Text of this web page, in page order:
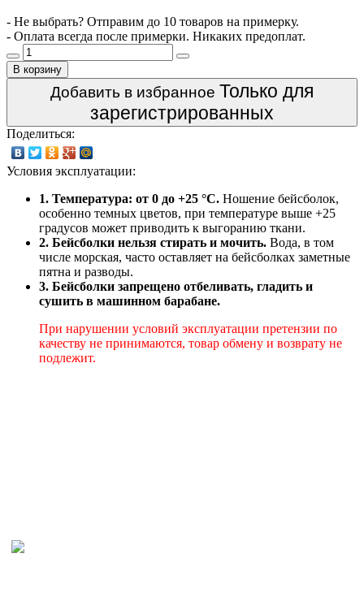
- Не выбрать? Отправим до 10 товаров на примерку.
- Оплата всегда после примерки. Никаких предоплат.
В корзину
Добавить в избранное Только для
зарегистрированных
Поделиться:
Условия эксплуатации:
1. Температура: от 0 до +25 °C. Ношение бейсболок,
особенно темных цветов, при температуре выше +25
градусов может приводить к выгоранию ткани.
2. Бейсболки нельзя стирать и мочить. Вода, в том
числе морская, часто оставляет на бейсболках заметные
пятна и разводы.
3. Бейсболки запрещено отбеливать, гладить и
сушить в машинном барабане.
При нарушении условий эксплуатации претензии по
качеству не принимаются, товар обмену и возврату не
подлежит.